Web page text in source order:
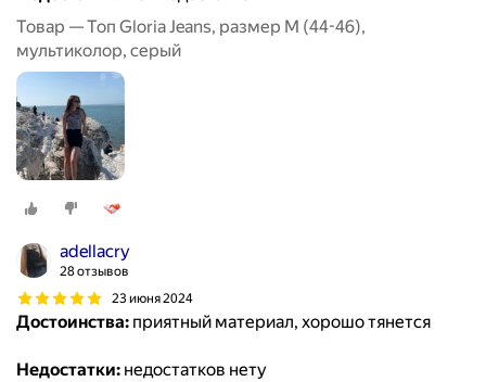
Товар — Топ Gloria Jeans, размер M (44-46),
мультиколор, серый
adellacry
28 отзывов
23 июня 2024
Достоинства: приятный материал, хорошо тянется
Недостатки: недостатков нету